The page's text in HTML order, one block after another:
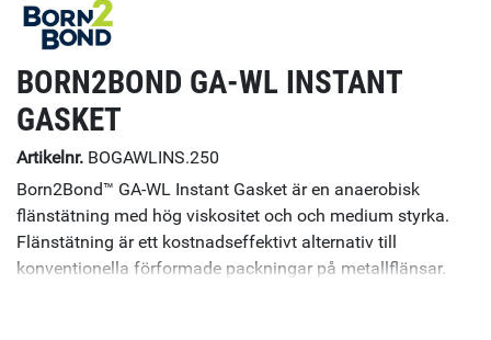
BORN2BOND GA-WL INSTANT
GASKET
Artikelnr. BOGAWLINS.250
Born2Bond™ GA-WL Instant Gasket är en anaerobisk
flänstätning med hög viskositet och och medium styrka.
Flänstätning är ett kostnadseffektivt alternativ till
konventionella förformade packningar på metallflänsar.